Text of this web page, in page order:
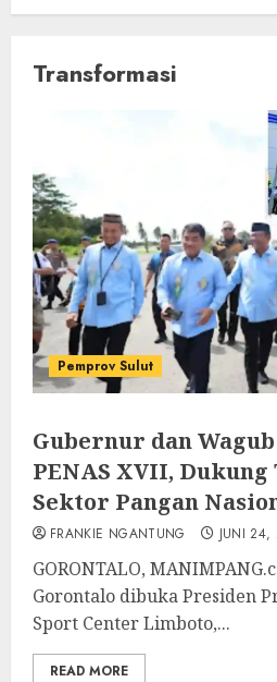
Transformasi
Pemprov Sulut
Gubernur dan
PENAS XVII,
Sektor Pangan
FRANKIE NGANTUNG JUNI 24,
GORONTALO,
Gorontalo dibuka Presiden
Sport Center Limboto,...
READ MORE